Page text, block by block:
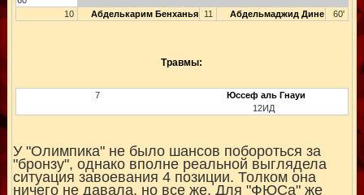
10
Абделькарим Бенханья 11 Абдельмаджид Дине 60'
Травмы:
7
Юссеф аль Гнауи
12ИД
У "Олимпика" не было шансов побороться за
"бронзу", однако вполне реальной выглядела
ситуация завоевания 4 позиции. Толком она
ничего не давала, но все же. Для "ФЮСа" же